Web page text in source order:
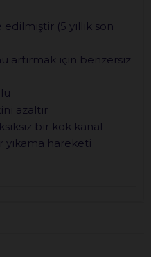
(5 yıllık son
artırmak için benzersiz
azaltır
bir kök kanal
yıkama hareketi